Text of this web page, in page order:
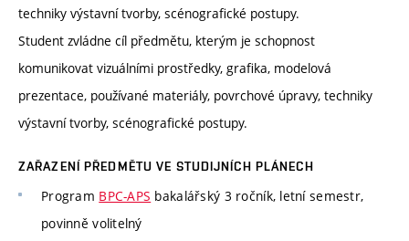
techniky výstavní tvorby, scénografické postupy.
Student zvládne cíl předmětu, kterým je schopnost
komunikovat vizuálními prostředky, grafika, modelová
prezentace, používané materiály, povrchové úpravy, techniky
výstavní tvorby, scénografické postupy.
ZAŘAZENÍ PŘEDMĚTU VE STUDIJNÍCH PLÁNECH
Program BPC-APS bakalářský 3 ročník, letní semestr,
povinně volitelný